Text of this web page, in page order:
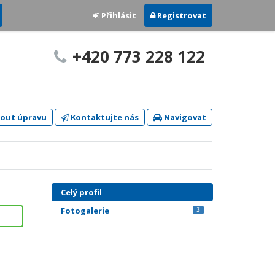
Přihlásit Registrovat
+420 773 228 122
úpravu Kontaktujte nás Navigovat
Celý profil
Fotogalerie
3